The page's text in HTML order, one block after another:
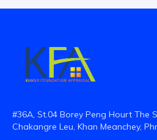
#36A, St.04 Borey Peng Hourt The
Chakangre Leu, Khan Meanchey,